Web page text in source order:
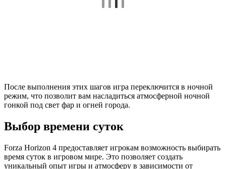
После выполнения этих шагов игра переключится в ночной
режим, что позволит вам насладиться атмосферной ночной
гонкой под свет фар и огней города.
Выбор времени суток
Forza Horizon 4 предоставляет игрокам возможность выбирать
время суток в игровом мире. Это позволяет создать
уникальный опыт игры и атмосферу в зависимости от